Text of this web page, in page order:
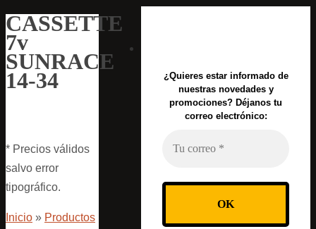
CASSETTE
7v
SUNRACE
14-34
* Precios válidos
salvo error
tipográfico.
Inicio » Productos
¿Quieres estar informado de
nuestras novedades y
promociones? Déjanos tu
correo electrónico: